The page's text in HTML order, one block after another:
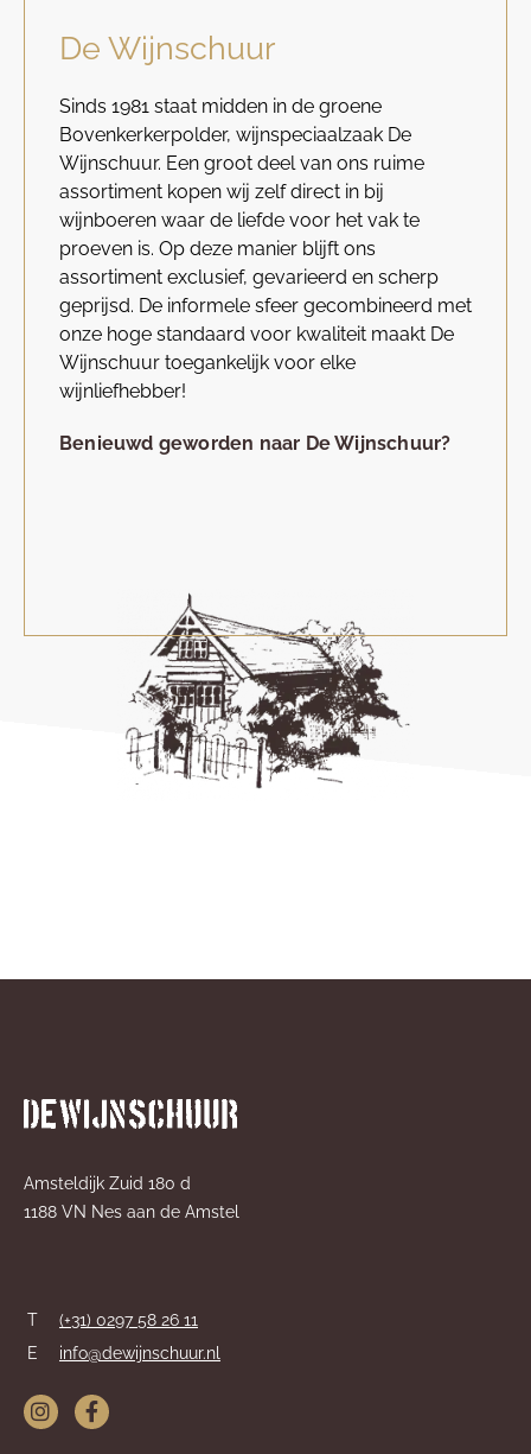
De Wijnschuur
Sinds 1981 staat midden in de groene
Bovenkerkerpolder, wijnspeciaalzaak De
Wijnschuur. Een groot deel van ons ruime
assortiment kopen wij zelf direct in bij
wijnboeren waar de liefde voor het vak te
proeven is. Op deze manier blijft ons
assortiment exclusief, gevarieerd en scherp
geprijsd. De informele sfeer gecombineerd met
onze hoge standaard voor kwaliteit maakt De
Wijnschuur toegankelijk voor elke
wijnliefhebber!
Benieuwd geworden naar De Wijnschuur?
Amsteldijk Zuid 180 d
1188 VN Nes aan de Amstel
T
(+31) 0297 58 26 11
E
info@dewijnschuur.nl